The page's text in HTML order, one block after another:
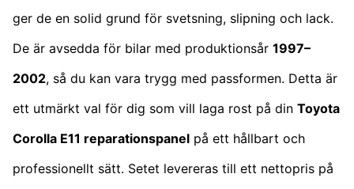
ger de en solid grund för svetsning, slipning och lack.
De är avsedda för bilar med produktionsår 1997–
2002, så du kan vara trygg med passformen. Detta är
ett utmärkt val för dig som vill laga rost på din Toyota
Corolla E11 reparationspanel på ett hållbart och
professionellt sätt. Setet levereras till ett nettopris på